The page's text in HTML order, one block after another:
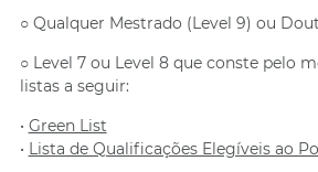
○ Qualquer Mestrado (Level 9) ou
○ Level 7 ou Level 8 que conste pelo
listas a seguir:
• Green List
• Lista de Qualificações Elegíveis ao